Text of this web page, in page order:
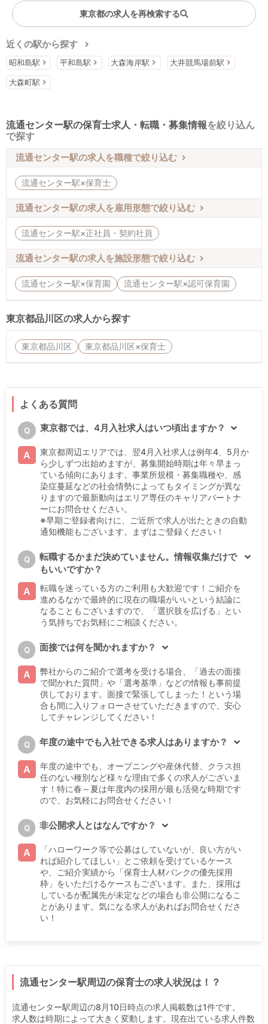
東京都の求人を再検索する
近くの駅から探す
昭和島駅 平和島駅 大森海岸駅 大井競馬場前駅
大森町駅
流通センター駅の保育士求人・転職・募集情報を絞り込ん
で探す
流通センター駅の求人を職種で絞り込む
流通センター駅×保育士
流通センター駅の求人を雇用形態で絞り込む
流通センター駅×正社員・契約社員
流通センター駅の求人を施設形態で絞り込む
流通センター駅×保育園 流通センター駅×認可保育園
東京都品川区の求人から探す
東京都品川区 東京都品川区×保育士
よくある質問
Q 東京都では、4月入社求人はいつ頃出ますか？
A
東京都周辺エリアでは、翌4月入社求人は例年4、5月か
ら少しずつ出始めますが、募集開始時期は年々早まっ
ている傾向にあります。事業所規模・募集職種や、感
染症蔓延などの社会情勢によってもタイミングが異な
りますので最新動向はエリア専任のキャリアパートナ
ーにお問合せください。
※早期ご登録者向けに、ご近所で求人が出たときの自動
通知機能もございます。まずはご登録ください！
Q
転職するかまだ決めていません。情報収集だけで
もいいですか？
A
転職を迷っている方のご利用も大歓迎です！ご紹介を
進めるなかで最終的に現在の職場がいいという結論に
なることもございますので、「選択肢を広げる」とい
う気持ちでお気軽にご相談ください。
Q 面接では何を聞かれますか？
A
弊社からのご紹介で選考を受ける場合、「過去の面接
で聞かれた質問」や「選考基準」などの情報も事前提
供しております。面接で緊張してしまった！という場
合も間に入りフォローさせていただきますので、安心
してチャレンジしてください！
Q 年度の途中でも入社できる求人はありますか？
A
年度の途中でも、オープニングや産休代替、クラス担
任のない種別など様々な理由で多くの求人がございま
す！特に春～夏は年度内の採用が最も活発な時期です
ので、お気軽にお問合せください！
Q 非公開求人とはなんですか？
A
「ハローワーク等で公募はしていないが、良い方がい
れば紹介してほしい」とご依頼を受けているケース
や、ご紹介実績から「保育士人材バンクの優先採用
枠」をいただけるケースもございます。また、採用は
しているが配属先が未定などの場合も非公開になるこ
とがあります。気になる求人があればお問合せくださ
い！
流通センター駅周辺の保育士の求人状況は！？
流通センター駅周辺の8月10日時点の求人掲載数は1件です。
求人数は時期によって大きく変動します。現在出ている求人件数